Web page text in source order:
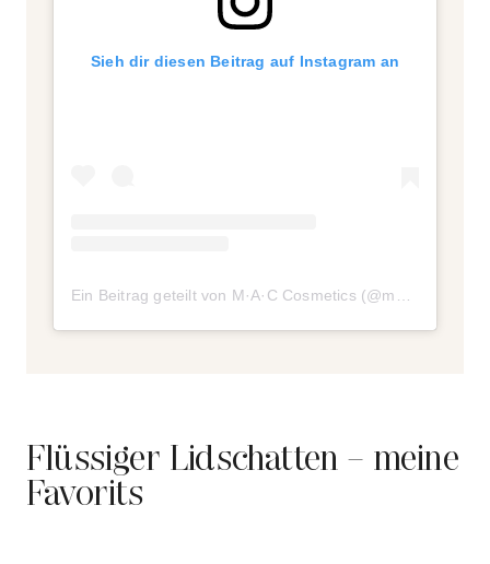
Sieh dir diesen Beitrag auf Instagram an
Flüssiger Lidschatten – meine
Favorits